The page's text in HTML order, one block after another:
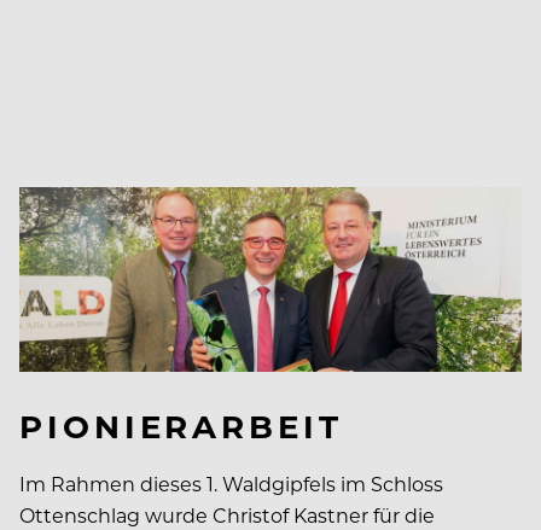
PIONIERARBEIT
Im Rahmen dieses 1. Waldgipfels im Schloss
Ottenschlag wurde Christof Kastner für die